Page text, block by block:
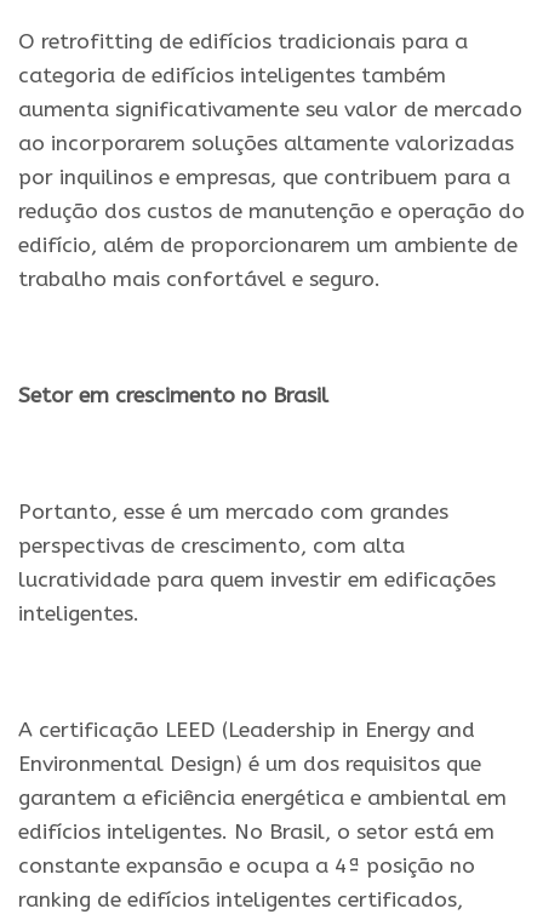
O retrofitting de edifícios tradicionais para a
categoria de edifícios inteligentes também
aumenta significativamente seu valor de mercado
ao incorporarem soluções altamente valorizadas
por inquilinos e empresas, que contribuem para a
redução dos custos de manutenção e operação do
edifício, além de proporcionarem um ambiente de
trabalho mais confortável e seguro.
Setor em crescimento no Brasil
Portanto, esse é um mercado com grandes
perspectivas de crescimento, com alta
lucratividade para quem investir em edificações
inteligentes.
A certificação LEED (Leadership in Energy and
Environmental Design) é um dos requisitos que
garantem a eficiência energética e ambiental em
edifícios inteligentes. No Brasil, o setor está em
constante expansão e ocupa a 4ª posição no
ranking de edifícios inteligentes certificados,